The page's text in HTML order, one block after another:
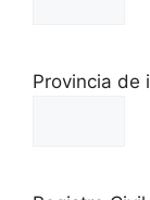
Provincia de